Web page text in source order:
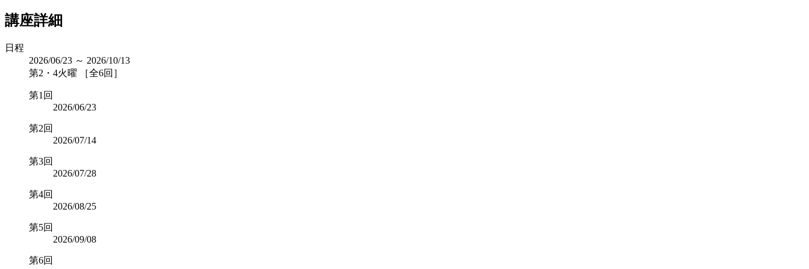
講座詳細
日程
2026/06/23 ～ 2026/10/13
第2・4火曜 ［全6回］
第1回
2026/06/23
第2回
2026/07/14
第3回
2026/07/28
第4回
2026/08/25
第5回
2026/09/08
第6回